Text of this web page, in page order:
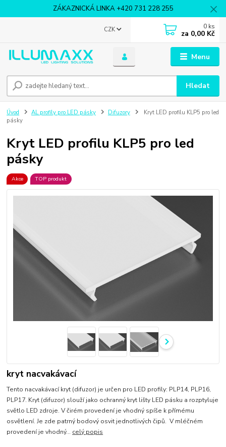
ZÁKAZNICKÁ LINKA +420 731 228 255
Menu
CZK
Hledat
0 ks
za 0,00 Kč
Úvod AL profily pro LED pásky Difuzory
Kryt LED profilu KLP5 pro led
pásky
Kryt LED profilu KLP5 pro led
pásky
Akce TOP produkt
kryt nacvakávací
Tento nacvakávací kryt (difuzor) je určen pro LED profily: PLP14, PLP16,
PLP17. Kryt (difuzor) slouží jako ochranný kryt lišty LED pásku a rozptyluje
světlo LED zdroje. V čirém provedení je vhodný spíše k přímému
osvětlení. Je zde patrný bodový osvit jednotlivých čipů. V mléčném
provedení je vhodný... celý popis